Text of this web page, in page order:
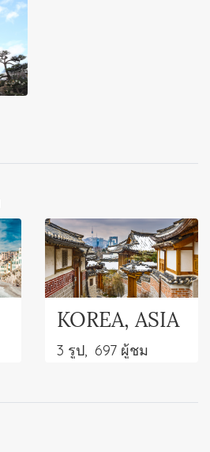
KOREA, ASIA
3 รูป, 697 ผู้ชม